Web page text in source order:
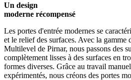
Un design
moderne récompensé
Les portes d'entrée modernes se
et le relief des surfaces. Avec la gamme
Multilevel de Pirnar, nous passons des
complètement lisses à des surfaces en
formes diverses. Grâce au travail
expérimentés, nous créons des portes